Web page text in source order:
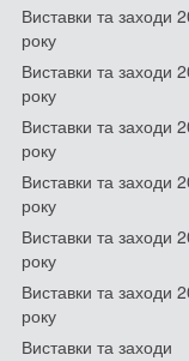
Виставки та заходи
року
Виставки та заходи
року
Виставки та заходи
року
Виставки та заходи
року
Виставки та заходи
року
Виставки та заходи
року
Виставки та заходи